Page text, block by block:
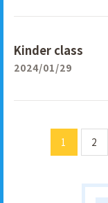
Kinder class
2024/01/29
1 2